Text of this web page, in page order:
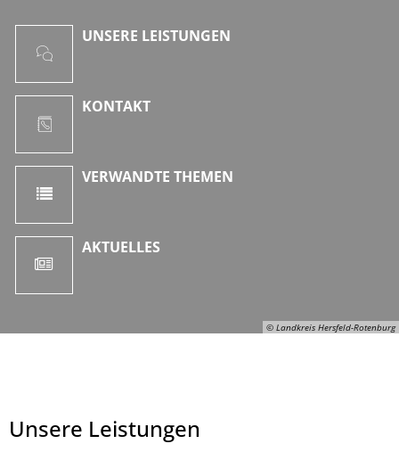
© Landkreis Hersfeld-Rotenburg
UNSERE LEISTUNGEN
KONTAKT
VERWANDTE THEMEN
AKTUELLES
Unsere Leistungen